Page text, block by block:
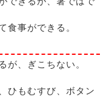
食事ができる。
が、ぎこちない。
ひもむすび、ボタン